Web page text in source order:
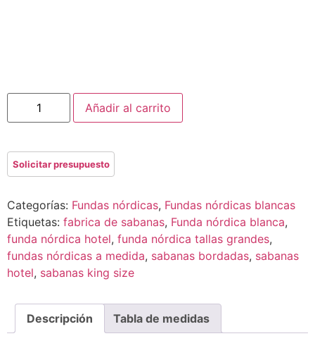
Añadir al carrito
Categorías: Fundas nórdicas, Fundas nórdicas blancas
Etiquetas: fabrica de sabanas, Funda nórdica blanca,
funda nórdica hotel, funda nórdica tallas grandes,
fundas nórdicas a medida, sabanas bordadas, sabanas
hotel, sabanas king size
Descripción Tabla de medidas